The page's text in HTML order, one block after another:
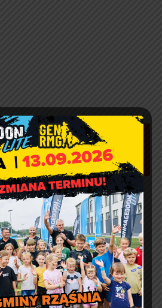
Comment off
o wydawaniu
w ramach Programu
Europejskie na